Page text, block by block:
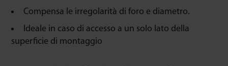
Compensa le irregolarità di foro e diametro.
Ideale in caso di accesso a un solo lato della
superficie di montaggio